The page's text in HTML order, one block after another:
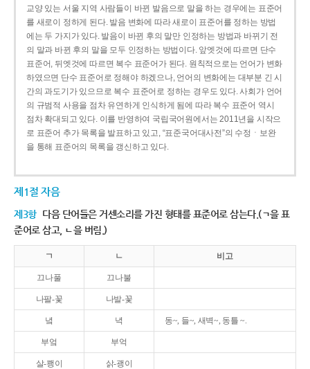
교양 있는 서울 지역 사람들이 바뀐 발음으로 말을 하는 경우에는 표준어
를 새로이 정하게 된다. 발음 변화에 따라 새로이 표준어를 정하는 방법
에는 두 가지가 있다. 발음이 바뀐 후의 말만 인정하는 방법과 바뀌기 전
의 말과 바뀐 후의 말을 모두 인정하는 방법이다. 앞엣것에 따르면 단수
표준어, 뒤엣것에 따르면 복수 표준어가 된다. 원칙적으로는 언어가 변화
하였으면 단수 표준어로 정해야 하겠으나, 언어의 변화에는 대부분 긴 시
간의 과도기가 있으므로 복수 표준어로 정하는 경우도 있다. 사회가 언어
의 규범적 사용을 점차 유연하게 인식하게 됨에 따라 복수 표준어 역시
점차 확대되고 있다. 이를 반영하여 국립국어원에서는 2011년을 시작으
로 표준어 추가 목록을 발표하고 있고, “표준국어대사전”의 수정ㆍ보완
을 통해 표준어의 목록을 갱신하고 있다.
제1절 자음
제3항 다음 단어들은 거센소리를 가진 형태를 표준어로 삼는다.(ㄱ을 표
준어로 삼고, ㄴ을 버림.)
ㄱ ㄴ 비고
끄나풀 끄나불
나팔-꽃 나발-꽃
녘 녁 동~, 들~, 새벽~, 동틀 ~.
부엌 부억
살-쾡이 삵-괭이